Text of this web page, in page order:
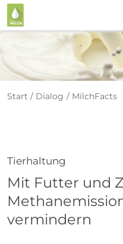
Start Dialog MilchFacts
Tierhaltung
Mit Futter und
vermindern